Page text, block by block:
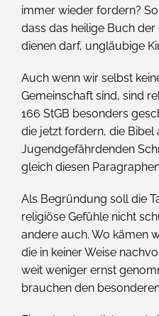
immer wieder fordern?
dass das heilige Buch
dienen darf, ungläubige
Auch wenn wir selbst
Gemeinschaft sind, sind
166 StGB besonders
die jetzt fordern, die Bibel
Jugendgefährdenden
gleich diesen
Als Begründung soll die
religiöse Gefühle nicht
andere auch. Wo kämen
die in keiner Weise
weit weniger ernst
brauchen den